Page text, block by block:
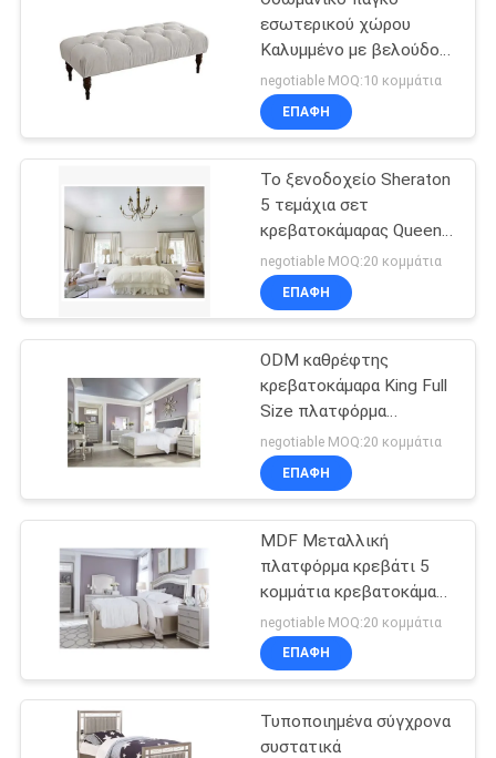
ΠΕΡΙΠΤΏΣΕΙΣ
ΖΗΤΉΣΤΕ
ΑΠΌΣΠΑΣΜΑ
SITEMAP
ΠΟΛΙΤΙΚΉ
ΜΥΣΤΙΚΌΤΗΤΑΣ
κάψουλας
makeup καθρέφτης
27
hollywood
καθρέφτης
24
Σύνολα επίπλων
κρεβατοκάμαρων
εσωτερικού χώρου
Καλυμμένο με βελούδο
Ροζ Κόκκινο Πράσινο
negotiable MOQ:10 κομμάτια
ΕΠΑΦΉ
Το ξενοδοχείο Sheraton
5 τεμάχια σετ
κρεβατοκάμαρας Queen
Εμπορικά έπιπλα OEM
negotiable MOQ:20 κομμάτια
ΕΠΑΦΉ
ODM καθρέφτης
κρεβατοκάμαρα King Full
Size πλατφόρμα
κρεβατοκάμαρα έπιπλα
negotiable MOQ:20 κομμάτια
ΕΠΑΦΉ
MDF Μεταλλική
πλατφόρμα κρεβάτι 5
κομμάτια κρεβατοκάμαρα
σετ Queen King Size
negotiable MOQ:20 κομμάτια
ΕΠΑΦΉ
Τυποποιημένα σύγχρονα
συστατικά